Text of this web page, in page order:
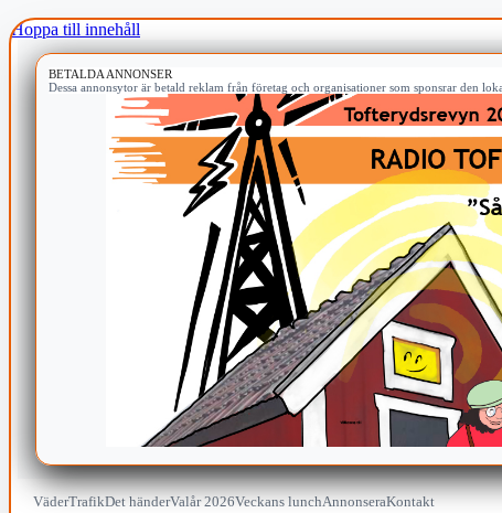
Hoppa till innehåll
BETALDA ANNONSER
Dessa annonsytor är betald reklam från företag och organisationer som sponsrar den
VäderTrafikDet händerValår 2026Veckans lunchAnnonseraKontakt